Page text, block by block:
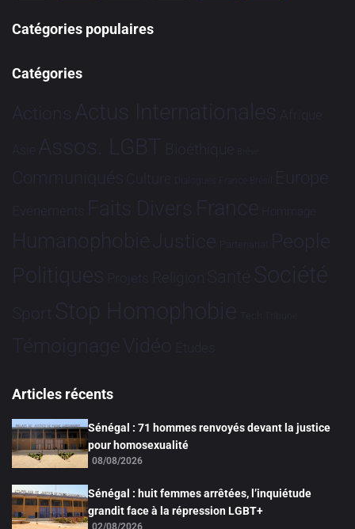
Catégories populaires
Catégories
Actions Actus Internationales Afrique
Asie Assos. LGBT Bioéthique Brève
Communiqués Culture Dialogues France-Brésil Europe
Evénements Faits Divers France Hommage
HumanophobieJustice Partenariat People
Politiques Projets Religion Santé Société
Sport Stop Homophobie Tech Tribune
TémoignageVidéo Études
Articles récents
Sénégal : 71 hommes renvoyés devant la justice
pour homosexualité
08/08/2026
Sénégal : huit femmes arrêtées, l’inquiétude
grandit face à la répression LGBT+